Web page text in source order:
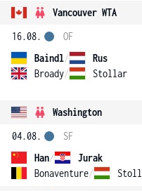
Vancouver WTA
16.08.
Baindl/
Rus
Broady/ Stollar
OF
Washington
04.08.
Han/
Jurak
Bonaventure/
SF